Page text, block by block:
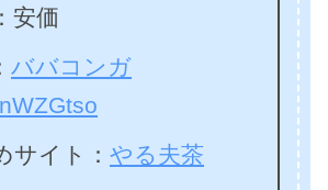
安価
ババコンガ
サイト： やる夫茶